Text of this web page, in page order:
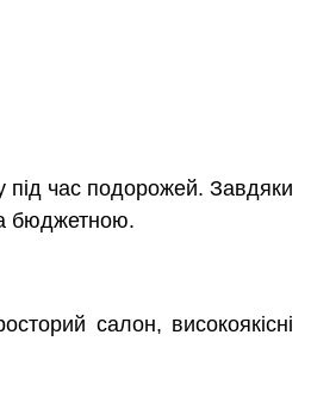
під час подорожей. Завдяки
бюджетною.
салон, високоякісні